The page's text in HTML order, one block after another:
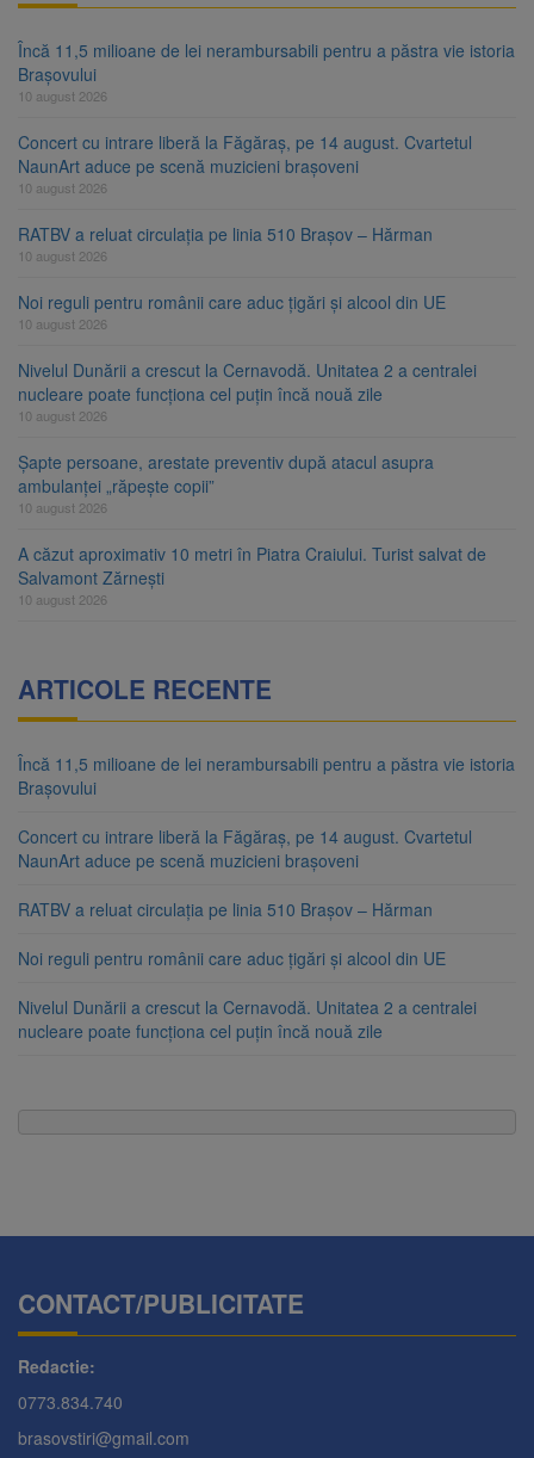
Încă 11,5 milioane de lei nerambursabili pentru a păstra vie istoria
Brașovului
10 august 2026
Concert cu intrare liberă la Făgăraș, pe 14 august. Cvartetul
NaunArt aduce pe scenă muzicieni brașoveni
10 august 2026
RATBV a reluat circulația pe linia 510 Brașov – Hărman
10 august 2026
Noi reguli pentru românii care aduc țigări și alcool din UE
10 august 2026
Nivelul Dunării a crescut la Cernavodă. Unitatea 2 a centralei
nucleare poate funcționa cel puțin încă nouă zile
10 august 2026
Șapte persoane, arestate preventiv după atacul asupra
ambulanței „răpește copii”
10 august 2026
A căzut aproximativ 10 metri în Piatra Craiului. Turist salvat de
Salvamont Zărnești
10 august 2026
ARTICOLE RECENTE
Încă 11,5 milioane de lei nerambursabili pentru a păstra vie istoria
Brașovului
Concert cu intrare liberă la Făgăraș, pe 14 august. Cvartetul
NaunArt aduce pe scenă muzicieni brașoveni
RATBV a reluat circulația pe linia 510 Brașov – Hărman
Noi reguli pentru românii care aduc țigări și alcool din UE
Nivelul Dunării a crescut la Cernavodă. Unitatea 2 a centralei
nucleare poate funcționa cel puțin încă nouă zile
CONTACT/PUBLICITATE
Redactie:
0773.834.740
brasovstiri@gmail.com